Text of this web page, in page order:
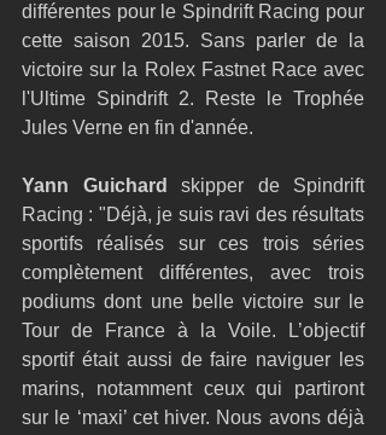
différentes pour le Spindrift Racing pour
cette saison 2015. Sans parler de la
victoire sur la Rolex Fastnet Race avec
l'Ultime Spindrift 2. Reste le Trophée
Jules Verne en fin d'année.
Yann Guichard
skipper de Spindrift
Racing : "Déjà, je suis ravi des résultats
sportifs réalisés sur ces trois séries
complètement différentes, avec trois
podiums dont une belle victoire sur le
Tour de France à la Voile. L’objectif
sportif était aussi de faire naviguer les
marins, notamment ceux qui partiront
sur le ‘maxi’ cet hiver. Nous avons déjà